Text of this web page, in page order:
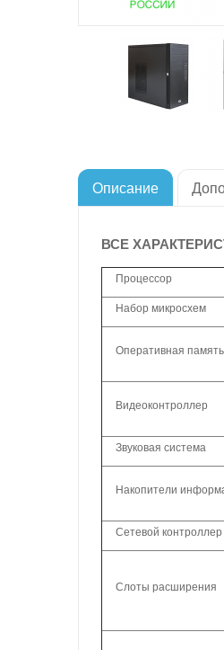
Описание
ВСЕ
Процессор
Набор микросхем
Оперативная память
Видеоконтроллер
Звуковая система
Накопители
Сетевой контроллер
Слоты расширения